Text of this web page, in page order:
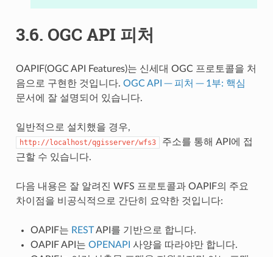
3.6. OGC API 피처
OAPIF(OGC API Features)는 신세대 OGC 프로토콜을 처
음으로 구현한 것입니다. OGC API ─ 피처 ─ 1부: 핵심
문서에 잘 설명되어 있습니다.
일반적으로 설치했을 경우,
http://localhost/qgisserver/wfs3
주소를 통해 API에 접
근할 수 있습니다.
다음 내용은 잘 알려진 WFS 프로토콜과 OAPIF의 주요
차이점을 비공식적으로 간단히 요약한 것입니다:
OAPIF는 RESTAPI를 기반으로 합니다.
OAPIF API는 OPENAPI 사양을 따라야만 합니다.